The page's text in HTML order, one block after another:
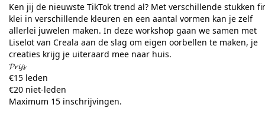
Ken jij de nieuwste TikTok trend al? Met verschillende stukken
klei in verschillende kleuren en een aantal vormen kan je zelf
allerlei juwelen maken. In deze workshop gaan we samen met
Liselot van Creala aan de slag om eigen oorbellen te maken, je
creaties krijg je uiteraard mee naar huis.
𝓟𝓻𝓲𝓳𝓼
€15 leden
€20 niet-leden
Maximum 15 inschrijvingen.